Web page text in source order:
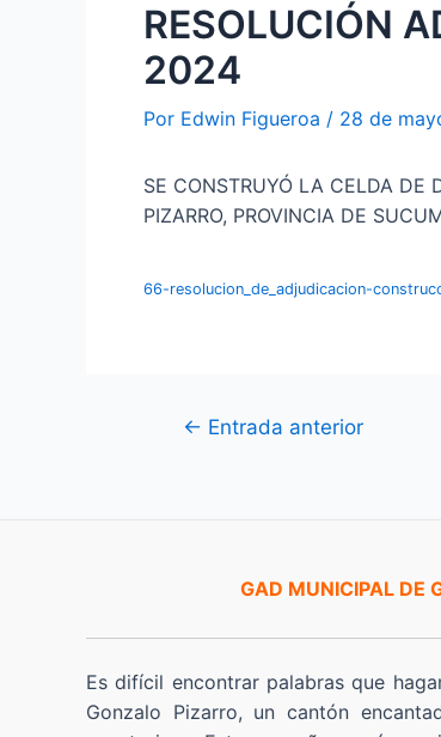
RESOLUCIÓN
2024
Por Edwin Figueroa / 28 de
SE CONSTRUYÓ LA CELDA DE
PIZARRO, PROVINCIA DE
66-resolucion_de_adjudicacion-
Navegación
← Entrada anterior
GAD MUNICIPAL DE
Es difícil encontrar palabras que
Gonzalo Pizarro, un cantón